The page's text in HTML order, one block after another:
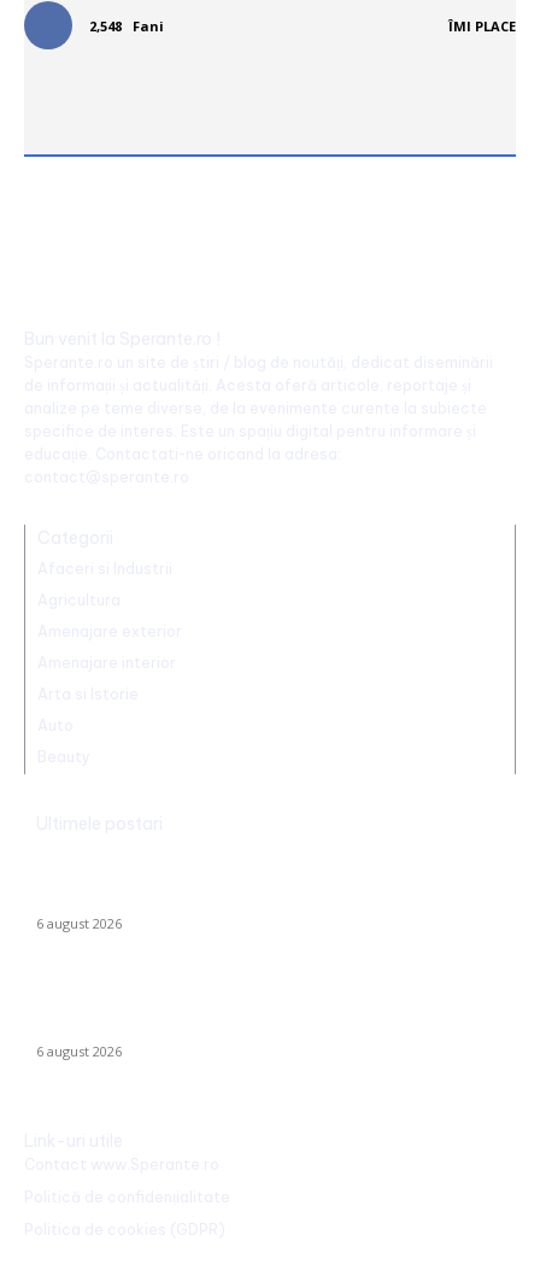
2,548 Fani ÎMI PLACE
6 august 2026
6 august 2026